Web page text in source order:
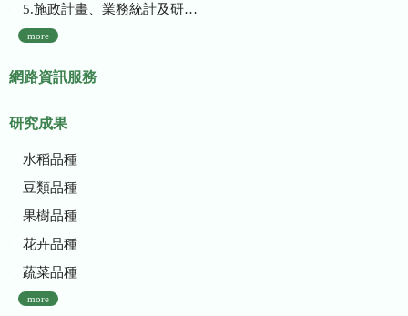
5.施政計畫、業務統計及研究報告
more
網路資訊服務
研究成果
水稻品種
豆類品種
果樹品種
花卉品種
蔬菜品種
more